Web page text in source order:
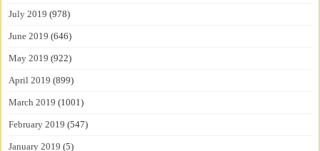
July 2019 (978)
June 2019 (646)
May 2019 (922)
April 2019 (899)
March 2019 (1001)
February 2019 (547)
January 2019 (5)